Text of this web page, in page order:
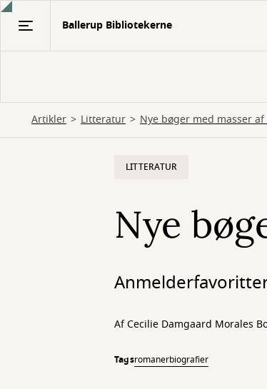
Gå
Ballerup Bibliotekerne
Artikler Litteratur Nye bøger med masser
LITTERATUR
Nye
AfCecilie Damgaard Morales
Tagsromanerbiografier